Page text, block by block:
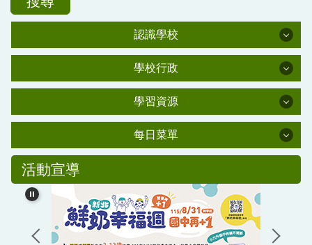
認識學校
家長會
校友會
幼兒園百合班
學校行政
新北市課程計畫備查資源網
校外人士協助教學或活動要點
新北市環境教育中程計畫
學習資源
資安教育
交通安全教育
水域安全教育
每日菜單
每日菜單
活動宣導